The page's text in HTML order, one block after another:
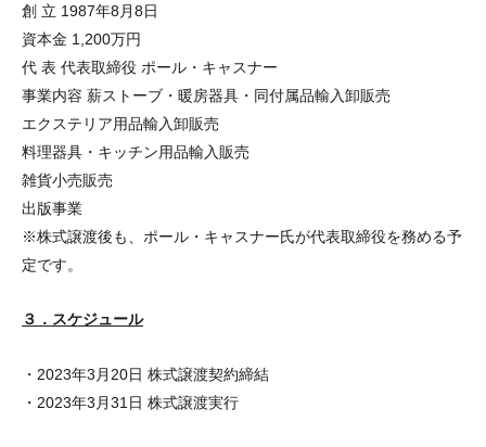
創 立 1987年8月8日
資本金 1,200万円
代 表 代表取締役 ポール・キャスナー
事業内容 薪ストーブ・暖房器具・同付属品輸入卸販売
エクステリア用品輸入卸販売
料理器具・キッチン用品輸入販売
雑貨小売販売
出版事業
※株式譲渡後も、ポール・キャスナー氏が代表取締役を務める予
定です。
３．スケジュール
・2023年3月20日 株式譲渡契約締結
・2023年3月31日 株式譲渡実行